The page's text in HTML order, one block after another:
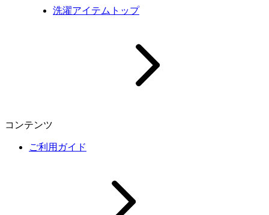
洗濯アイテムトップ
コンテンツ
ご利用ガイド